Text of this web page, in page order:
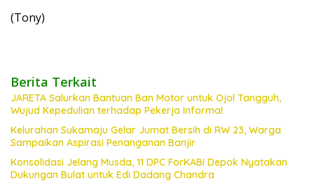
(Tony)
Berita Terkait
JARETA Salurkan Bantuan Ban Motor untuk Ojol Tangguh,
Wujud Kepedulian terhadap Pekerja Informal
Kelurahan Sukamaju Gelar Jumat Bersih di RW 23, Warga
Sampaikan Aspirasi Penanganan Banjir
Konsolidasi Jelang Musda, 11 DPC ForKABI Depok Nyatakan
Dukungan Bulat untuk Edi Dadang Chandra